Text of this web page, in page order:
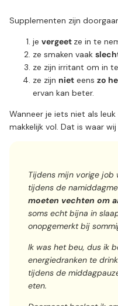
Supplementen zijn
je vergeet ze in te
ze smaken vaak
ze zijn irritant om in te
ze zijn niet eens zo
ervan kan beter.
Wanneer je iets niet als
makkelijk vol. Dat is waar
Tijdens mijn vorige job
tijdens de
moeten vechten om
soms echt bijna in
onopgemerkt bij
Ik was het beu, dus ik
energiedranken te
tijdens de
eten.